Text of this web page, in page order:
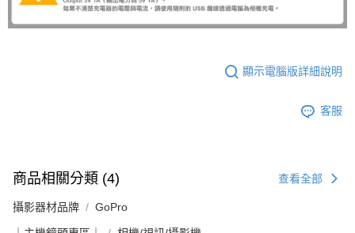
顯示電腦版詳細說明
客服
商品相關分類 (4) 查看全部
攝影器材品牌 GoPro